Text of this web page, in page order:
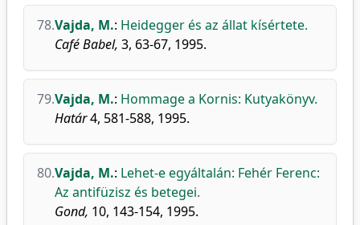
78.Vajda, M.: Heidegger és az állat kísértete.
Café Babel, 3, 63-67, 1995.
79.Vajda, M.: Hommage a Kornis: Kutyakönyv.
Határ4, 581-588, 1995.
80.Vajda, M.: Lehet-e egyáltalán: Fehér Ferenc:
Az antifüzisz és betegei.
Gond, 10, 143-154, 1995.